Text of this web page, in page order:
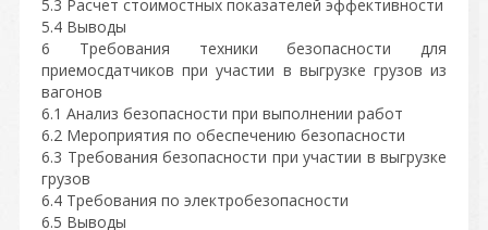
5.3 Расчет стоимостных показателей эффективности
5.4 Выводы
6 Требования техники безопасности для
приемосдатчиков при участии в выгрузке грузов из
вагонов
6.1 Анализ безопасности при выполнении работ
6.2 Мероприятия по обеспечению безопасности
6.3 Требования безопасности при участии в выгрузке
грузов
6.4 Требования по электробезопасности
6.5 Выводы